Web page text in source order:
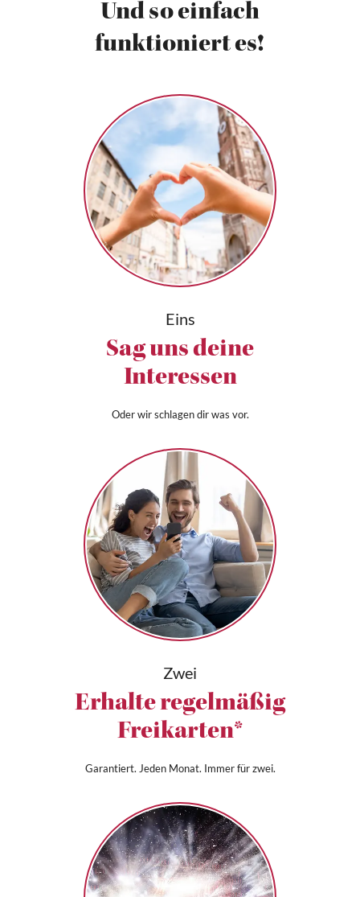
Und so einfach
funktioniert es!
Eins
Sag uns deine
Interessen
Oder wir schlagen dir was vor.
Zwei
Erhalte regelmäßig
Freikarten*
Garantiert. Jeden Monat. Immer für zwei.